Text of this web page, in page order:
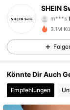
SHEIN
4,88
m***s
c***2
4,88
4,88
3.1M
Könnte Dir Auch
Empfehlungen